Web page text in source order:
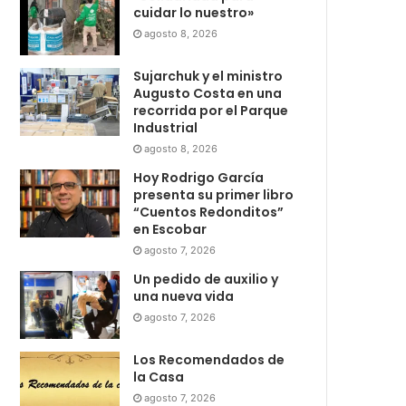
cuidar lo nuestro»
agosto 8, 2026
Sujarchuk y el ministro
Augusto Costa en una
recorrida por el Parque
Industrial
agosto 8, 2026
Hoy Rodrigo García
presenta su primer libro
“Cuentos Redonditos”
en Escobar
agosto 7, 2026
Un pedido de auxilio y
una nueva vida
agosto 7, 2026
Los Recomendados de
la Casa
agosto 7, 2026